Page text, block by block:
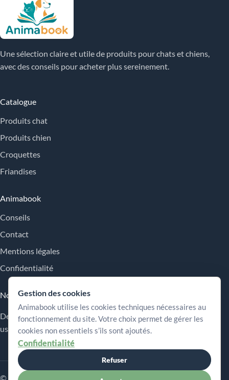
Une sélection claire et utile de produits pour chats et chiens,
avec des conseils pour acheter plus sereinement.
Catalogue
Produits chat
Produits chien
Croquettes
Friandises
Animabook
Conseils
Contact
Mentions légales
Confidentialité
Nos engagements
Des repères simples pour comparer les offres, comprendre les
usages et choisir plus sereinement.
© 2026 Animabook
Gestion des cookies
Animabook utilise les cookies techniques nécessaires au
fonctionnement du site. Votre choix permet de gérer les
cookies non essentiels s’ils sont ajoutés.
Confidentialité
Refuser